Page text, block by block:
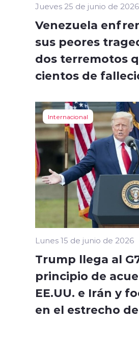
Jueves 25 de junio de 2026
Venezuela
sus peores
dos terremotos
cientos de
Internacional
Lunes 15 de junio de 2026
Trump llega al
principio de
EE.UU. e Irán y
en el estrecho